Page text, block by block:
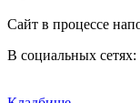
Сайт в процессе
В социальных сетях: